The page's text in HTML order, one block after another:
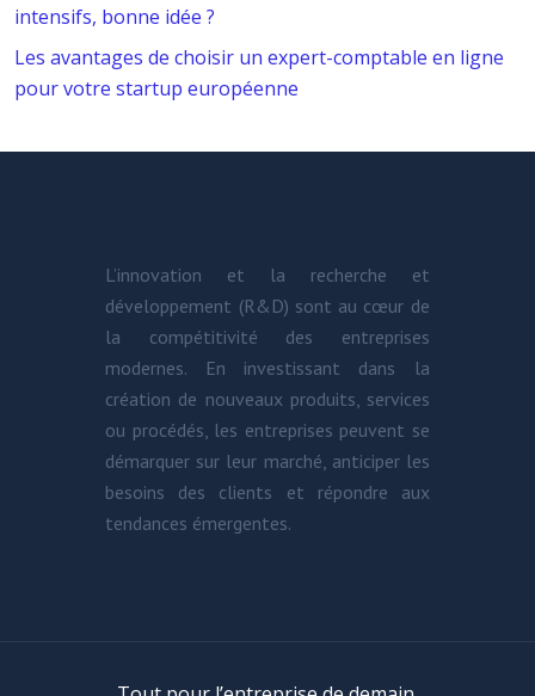
intensifs, bonne idée ?
Les avantages de choisir un expert-comptable en ligne
pour votre startup européenne
L’innovation et la recherche et
développement (R&D) sont au cœur de
la compétitivité des entreprises
modernes. En investissant dans la
création de nouveaux produits, services
ou procédés, les entreprises peuvent se
démarquer sur leur marché, anticiper les
besoins des clients et répondre aux
tendances émergentes.